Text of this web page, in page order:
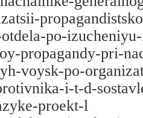
po-
propagandy-pri-
voysk-po-
i-t-d-
proekt-l